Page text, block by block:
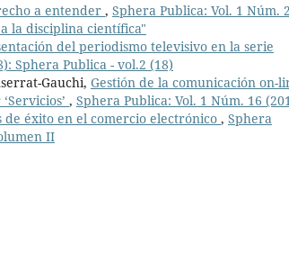
a entender , Sphera Publica: Vol. 1 Núm.
la disciplina científica"
del periodismo televisivo en la serie
Sphera Publica - vol.2 (18)
Gauchi, Gestión de la comunicación on-
, Sphera Publica: Vol. 1 Núm. 16
de éxito en el comercio electrónico , Sphera
II